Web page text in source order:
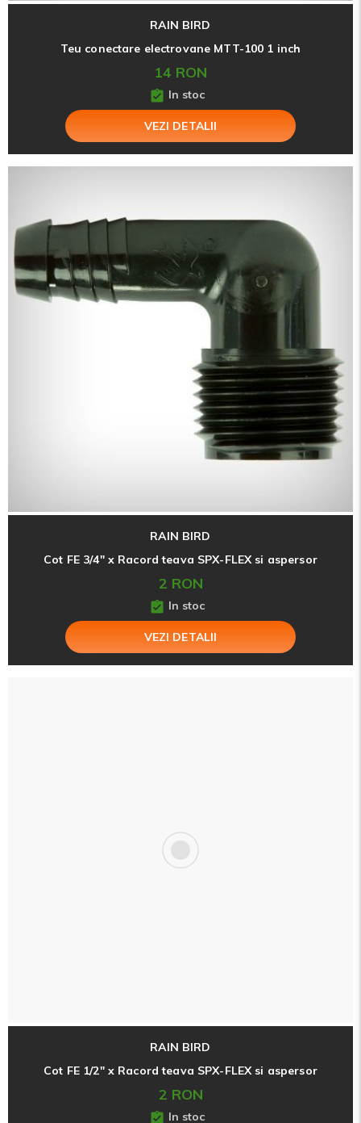
RAIN BIRD
Teu conectare electrovane MTT-100 1 inch
14 RON
In stoc
VEZI DETALII
RAIN BIRD
Cot FE 3/4" x Racord teava SPX-FLEX si aspersor
2 RON
In stoc
VEZI DETALII
RAIN BIRD
Cot FE 1/2" x Racord teava SPX-FLEX si aspersor
2 RON
In stoc